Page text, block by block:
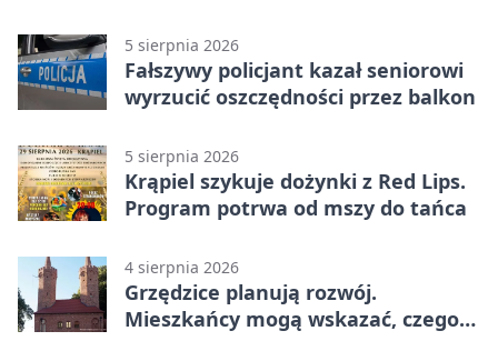
5 sierpnia 2026
Fałszywy policjant kazał seniorowi
wyrzucić oszczędności przez balkon
5 sierpnia 2026
Krąpiel szykuje dożynki z Red Lips.
Program potrwa od mszy do tańca
4 sierpnia 2026
Grzędzice planują rozwój.
Mieszkańcy mogą wskazać, czego